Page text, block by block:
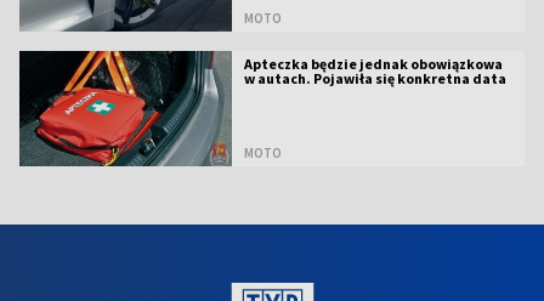
MOTO
Apteczka będzie jednak obowiązkowa
w autach. Pojawiła się konkretna data
MOTO